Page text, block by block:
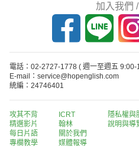
加入我們 /
電話：02-2727-1778 ( 週一至週五
E-mail：service@hopenglish.com
統編：24746401
攻其不背
精選影片
每日片語
專欄教學
ICRT
翰林
關於我們
媒體報導
隱私權與
說明與導